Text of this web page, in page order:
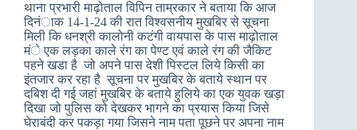
थाना प्रभारी माढ़ोताल विपिन ताम्रकार ने बताया कि आज
दिनंाक 14-1-24 की रात विश्वसनीय मुखबिर से सूचना
मिली कि धनश्री कालोनी कटंगी वायपास के पास माढ़ोताल
मंे एक लड़का काले रंग का पेण्ट एवं काले रंग की जैकिट
पहने खडा है जो अपने पास देशी पिस्टल लिये किसी का
इंतजार कर रहा है सूचना पर मुखबिर के बताये स्थान पर
दबिश दी गई जहां मुखबिर के बताये हुलिये का एक युवक खड़ा
दिखा जो पुलिस को देखकर भागने का प्रयास किया जिसे
घेराबंदी कर पकड़ा गया जिसने नाम पता पूछने पर अपना नाम